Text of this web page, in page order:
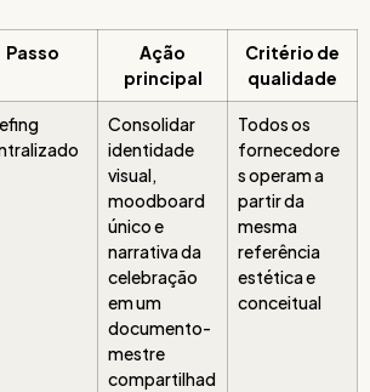
Passo
Ação
principal
Critério de
qualidade
Consolidar
identidade
visual,
moodboard
único e
narrativa da
celebração
em um
documento-
mestre
compartilhad
Todos os
fornecedore
s operam a
partir da
mesma
referência
estética e
conceitual